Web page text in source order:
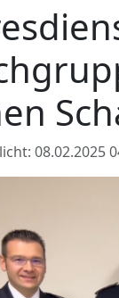
08.02.2025